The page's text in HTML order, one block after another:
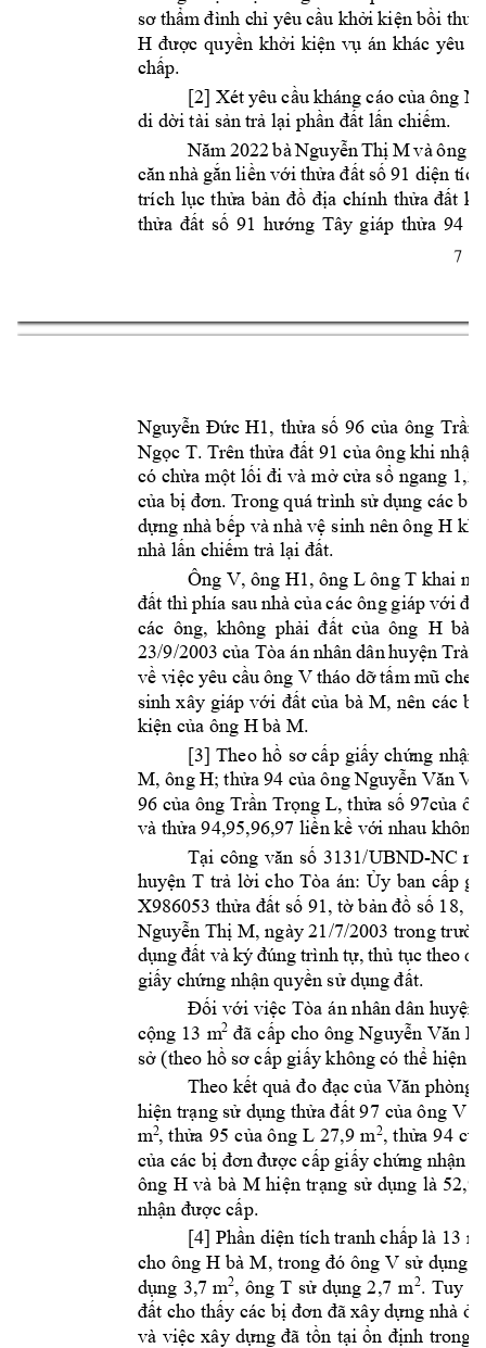
7
sơ thẩm đình ch yêu cầu khởi kiện bồi thư
H được quyền khởi kiện vụ n khc yêu
chấp.
[2] Xét yêu cầu khng co của ông
di dời tài sản trả lại phần đất lấn chiếm.
Năm 2022 bà Nguyễn Thị Mvà ông
căn nhà gắn liền với thửa đất số 91 diện t
trích lục thửa bản đồ địa chính thửa đất
thửa đất số 91 hướng Tây gip thửa 94
Nguyễn Đức H1, thửa số 96 của ông Trần
Ngọc T. Trên thửa đất 91 của ông khi nhận
có chừa một lối đi và mở cửa sổ ngang
của bị đơn. Trong qu trình sử dụng cc bị
dựng nhà bếp và nhà vệ sinh nên ông H
nhà lấn chiếm trả lại đất.
Ông V, ông H1, ông L ông T khai
đất thì phía sau nhà của cc ông gip với
cc ông, không phải đất của ông H bà
23/9/2003 của Ta n nhân dân huyện Trà
về việc yêu cầu ông V tho dỡ tấm mũ che
sinh xây gip với đất của bà M, nên cc bị
kiện của ông H bà M.
[3] Theo hồ sơ cấp giấy chứng nhận
M, ông H; thửa 94 của ông Nguyễn Văn V,
96 của ông Trần Trọng L, thửa số 97của
và thửa 94,95,96,97 liền kề với nhau không
Tại công văn số 3131/UBND-NC
huyện T trả lời cho Ta n: Ủy ban cấp
X986053 thửa đất số 91, tờ bản đồ số 18,
Nguyễn Thị M, ngày 21/7/2003 trong
dụng đất và ký đúng trình tự, thủ tục theo
giấy chứng nhận quyền sử dụng đất.
Đối với việc Ta n nhân dân
cộng 13 m2 đã cấp cho ông Nguyễn Văn H
sở (theo hồ sơ cấp giấy không có thể hiện
Theo kết quả đo đạc của Văn phng
hiện trạng sử dụng thửa đất 97 của ông V
m2, thửa 95 của ông L 27,9 m2, thửa 94
của cc bị đơn được cấp giấy chứng nhận
ông H và bà M hiện trạng sử dụng là 52,9
nhận được cấp.
[4] Phần diện tích tranh chấp là 13 m
cho ông H bà M, trong đó ông V sử dụng
dụng 3,7 m2, ông T sử dụng 2,7 m2. Tuy
đất cho thấy cc bị đơn đã xây dựng nhà ở
và việc xây dựng đã tồn tại ổn định trong